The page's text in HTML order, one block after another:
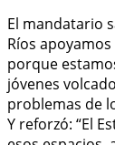
El mandatario
Ríos
porque
jóvenes
problemas de
Y reforzó: “El